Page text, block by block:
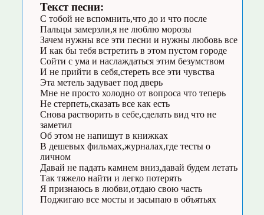
Текст песни:
С тобой не вспомнить,что до и что после
Пальцы замерзли,я не люблю морозы
Зачем нужны все эти песни и нужны любовь все
И как бы тебя встретить в этом пустом городе
Сойти с ума и наслаждаться этим безумством
И не прийти в себя,стереть все эти чувства
Эта метель задувает под дверь
Мне не просто холодно от вопроса что теперь
Не стерпеть,сказать все как есть
Снова растворить в себе,сделать вид что не
заметил
Об этом не напишут в книжках
В дешевых фильмах,журналах,где тесты о
личном
Давай не падать камнем вниз,давай будем летать
Так тяжело найти и легко потерять
Я признаюсь в любви,отдаю свою часть
Поджигаю все мосты и засыпаю в объятьях